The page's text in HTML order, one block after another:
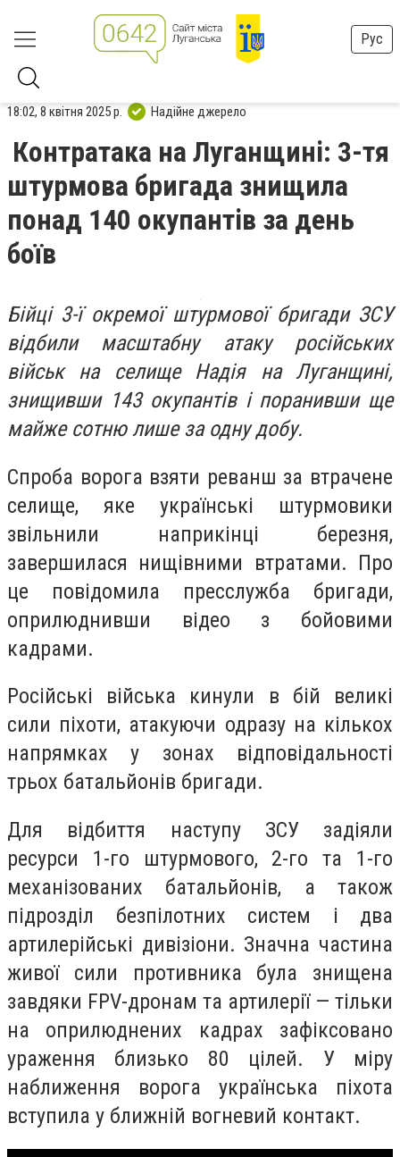
Рус
18:02, 8 квітня 2025 р. Надійне джерело
Контратака на Луганщині: 3-тя
штурмова бригада знищила
понад 140 окупантів за день
боїв
Бійці 3-ї окремої штурмової бригади ЗСУ
відбили масштабну атаку російських
військ на селище Надія на Луганщині,
знищивши 143 окупантів і поранивши ще
майже сотню лише за одну добу.
Спроба ворога взяти реванш за втрачене
селище, яке українські штурмовики
звільнили наприкінці березня,
завершилася нищівними втратами. Про
це повідомила пресслужба бригади,
оприлюднивши відео з бойовими
кадрами.
Російські війська кинули в бій великі
сили піхоти, атакуючи одразу на кількох
напрямках у зонах відповідальності
трьох батальйонів бригади.
Для відбиття наступу ЗСУ задіяли
ресурси 1-го штурмового, 2-го та 1-го
механізованих батальйонів, а також
підрозділ безпілотних систем і два
артилерійські дивізіони. Значна частина
живої сили противника була знищена
завдяки FPV-дронам та артилерії — тільки
на оприлюднених кадрах зафіксовано
ураження близько 80 цілей. У міру
наближення ворога українська піхота
вступила у ближній вогневий контакт.